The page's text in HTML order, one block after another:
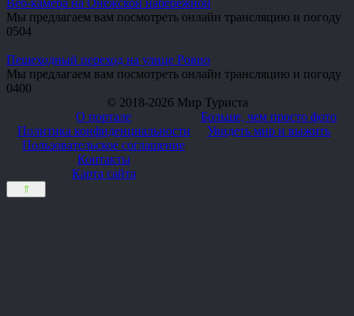
Веб-камера на Онежской набережной
Мы предлагаем вам посмотреть онлайн трансляцию и погоду
0504
Пешеходный переход на улице Ровио
Мы предлагаем вам посмотреть онлайн трансляцию и погоду
0400
© 2018-2026 Мир Туриста
О портале
Политика конфиденциальности
Пользовательское соглашение
Контакты
Карта сайта
Больше, чем просто фото
Увидеть мир и выжить